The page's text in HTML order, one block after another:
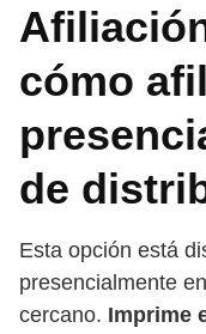
cómo
de
Esta opción está
presencialmente
cercano. Imprime